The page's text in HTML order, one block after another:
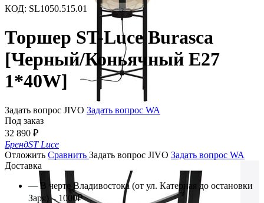
КОД: SL1050.515.01
Торшер ST-Luce Burasca
[Черный/Коньячный E27
1*40W]
Задать вопрос JIVO Задать вопрос WA
Под заказ
32 890 ₽
БрендST Luce
Отложить Сравнить Задать вопрос JIVO Задать вопрос WA
Доставка
— В черте Владивостока (от ул. Катерная до остановки
Заря) – 1000₽